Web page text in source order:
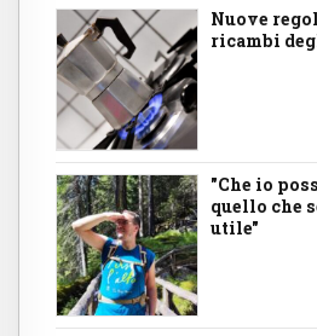
Nuove
ricambi
"Che io
quello che
utile"